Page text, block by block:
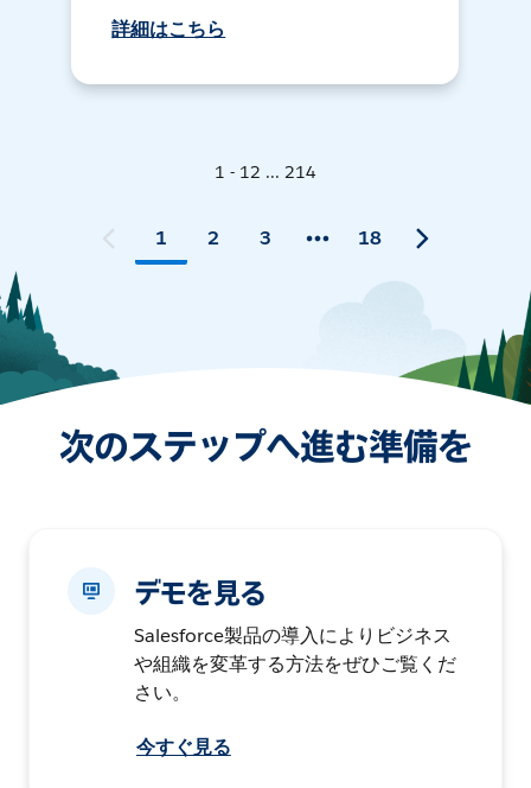
詳細はこちら
1 - 12 ... 214
1 2 3 18
次のステップへ進む準備を
デモを見る
Salesforce製品の導入によりビジネス
や組織を変革する方法をぜひご覧くだ
さい。
今すぐ見る